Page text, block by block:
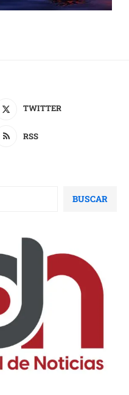
TWITTER
RSS
BUSCAR